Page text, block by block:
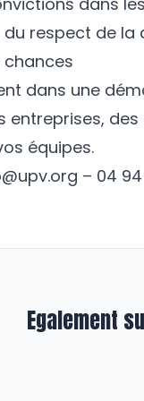
respect de la
chances
dans une
entreprises,
équipes.
– 04
Egalement